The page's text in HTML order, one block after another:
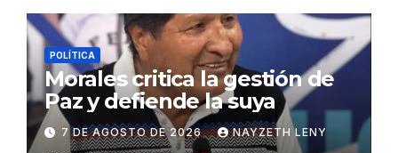
POLÍTICA
Morales critica la gestión de
Paz y defiende la suya
7 DE AGOSTO DE 2026 NAYZETH LENY